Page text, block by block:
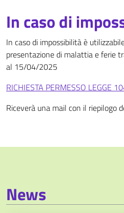
In caso di
In caso di impossibilità è
presentazione di malattia e ferie
al 15/04/2025
RICHIESTA PERMESSO LEGGE
Riceverà una mail con il riepilogo
News